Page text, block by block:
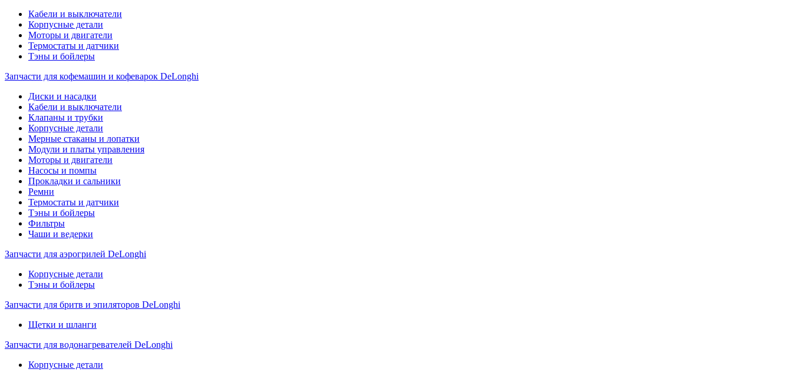
Кабели и выключатели
Корпусные детали
Моторы и двигатели
Термостаты и датчики
Тэны и бойлеры
Запчасти для кофемашин и кофеварок DeLonghi
Диски и насадки
Кабели и выключатели
Клапаны и трубки
Корпусные детали
Мерные стаканы и лопатки
Модули и платы управления
Моторы и двигатели
Насосы и помпы
Прокладки и сальники
Ремни
Термостаты и датчики
Тэны и бойлеры
Фильтры
Чаши и ведерки
Запчасти для аэрогрилей DeLonghi
Корпусные детали
Тэны и бойлеры
Запчасти для бритв и эпиляторов DeLonghi
Щетки и шланги
Запчасти для водонагревателей DeLonghi
Корпусные детали